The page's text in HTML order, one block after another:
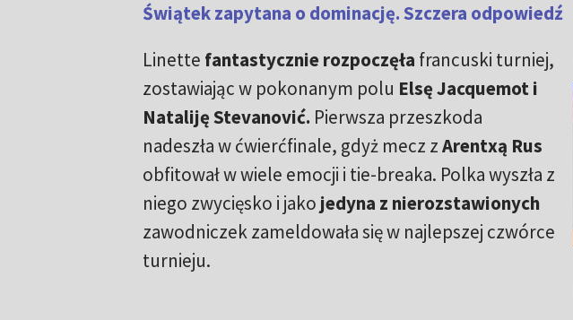
Świątek zapytana o dominację. Szczera odpowiedź
Linette fantastycznie rozpoczęła francuski turniej,
zostawiając w pokonanym polu Elsę Jacquemot i
Nataliję Stevanović. Pierwsza przeszkoda
nadeszła w ćwierćfinale, gdyż mecz zArentxą Rus
obfitował w wiele emocji i tie-breaka. Polka wyszła z
niego zwycięsko i jako jedyna z nierozstawionych
zawodniczek zameldowała się w najlepszej czwórce
turnieju.